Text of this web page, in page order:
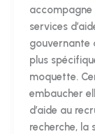
accompagne
services
gouvernante
plus
moquette.
embaucher
d’aide au
recherche, la